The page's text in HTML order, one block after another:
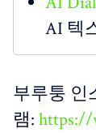
AI 텍
부루퉁 인
램: https://